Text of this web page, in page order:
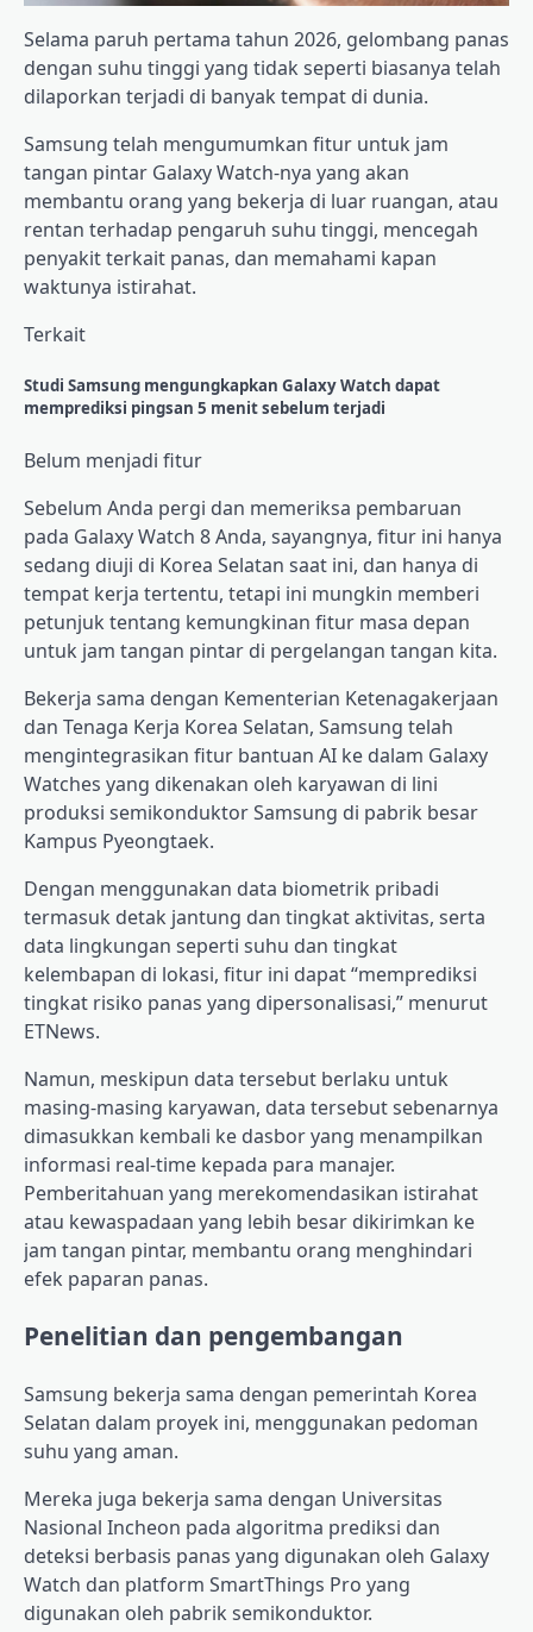
Selama paruh pertama tahun 2026, gelombang panas
dengan suhu tinggi yang tidak seperti biasanya telah
dilaporkan terjadi di banyak tempat di dunia.
Samsung telah mengumumkan fitur untuk jam
tangan pintar Galaxy Watch-nya yang akan
membantu orang yang bekerja di luar ruangan, atau
rentan terhadap pengaruh suhu tinggi, mencegah
penyakit terkait panas, dan memahami kapan
waktunya istirahat.
Terkait
Studi Samsung mengungkapkan Galaxy Watch dapat
memprediksi pingsan 5 menit sebelum terjadi
Belum menjadi fitur
Sebelum Anda pergi dan memeriksa pembaruan
pada Galaxy Watch 8 Anda, sayangnya, fitur ini hanya
sedang diuji di Korea Selatan saat ini, dan hanya di
tempat kerja tertentu, tetapi ini mungkin memberi
petunjuk tentang kemungkinan fitur masa depan
untuk jam tangan pintar di pergelangan tangan kita.
Bekerja sama dengan Kementerian Ketenagakerjaan
dan Tenaga Kerja Korea Selatan, Samsung telah
mengintegrasikan fitur bantuan AI ke dalam Galaxy
Watches yang dikenakan oleh karyawan di lini
produksi semikonduktor Samsung di pabrik besar
Kampus Pyeongtaek.
Dengan menggunakan data biometrik pribadi
termasuk detak jantung dan tingkat aktivitas, serta
data lingkungan seperti suhu dan tingkat
kelembapan di lokasi, fitur ini dapat “memprediksi
tingkat risiko panas yang dipersonalisasi,” menurut
ETNews.
Namun, meskipun data tersebut berlaku untuk
masing-masing karyawan, data tersebut sebenarnya
dimasukkan kembali ke dasbor yang menampilkan
informasi real-time kepada para manajer.
Pemberitahuan yang merekomendasikan istirahat
atau kewaspadaan yang lebih besar dikirimkan ke
jam tangan pintar, membantu orang menghindari
efek paparan panas.
Penelitian dan pengembangan
Samsung bekerja sama dengan pemerintah Korea
Selatan dalam proyek ini, menggunakan pedoman
suhu yang aman.
Mereka juga bekerja sama dengan Universitas
Nasional Incheon pada algoritma prediksi dan
deteksi berbasis panas yang digunakan oleh Galaxy
Watch dan platform SmartThings Pro yang
digunakan oleh pabrik semikonduktor.